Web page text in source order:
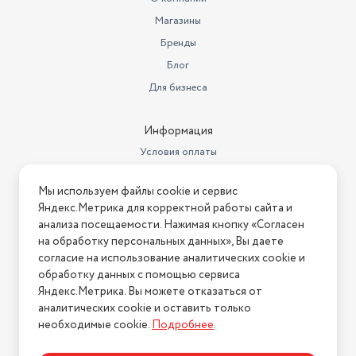
60
003.02 04326
Тип рабочей поверхности
Эмалированная сталь
Размеры, мм (ШхГхВ)
600х600х850
Вес с учетом упаковки
49000
Комплектация
плита, документация
Цвет товара
белый
Количество конфорок
Магазины
Бренды
Блог
Для бизнеса
Информация
Условия оплаты
Условия возврата
Нашли ошибку на сайте? Напишите нам
2026 © Интернет-магазин "АстМаркет". У нас есть всё!
Политика конфиденциальности
Мы используем файлы cookie и сервис
Яндекс.Метрика для корректной работы сайта и
анализа посещаемости. Нажимая кнопку «Согласен
на обработку персональных данных», Вы даете
согласие на использование аналитических cookie и
обработку данных с помощью сервиса
Яндекс.Метрика. Вы можете отказаться от
аналитических cookie и оставить только
необходимые cookie.Подробнее.